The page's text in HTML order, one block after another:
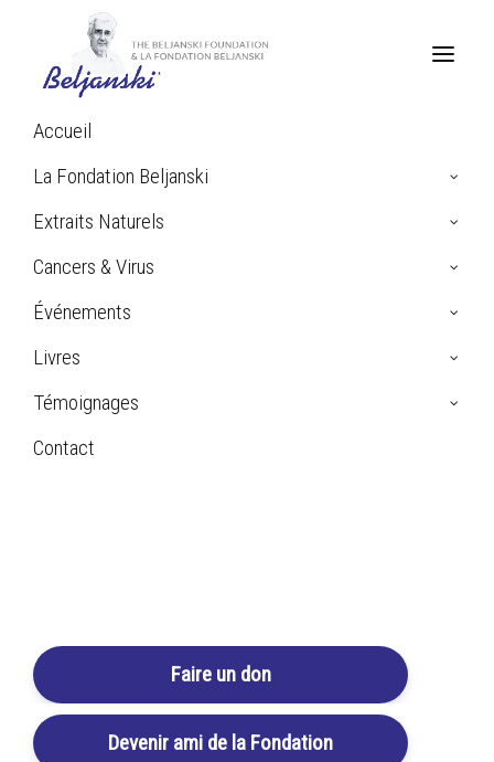
Accueil
La Fondation Beljanski
Extraits Naturels
Cancers & Virus
Événements
Livres
Témoignages
Contact
Faire un don
Devenir ami de la Fondation
Le Cancer ColorectalREPLAY
5,00€ TTC
Chaque mois, à l’occasion des Jeudis de la Santé –